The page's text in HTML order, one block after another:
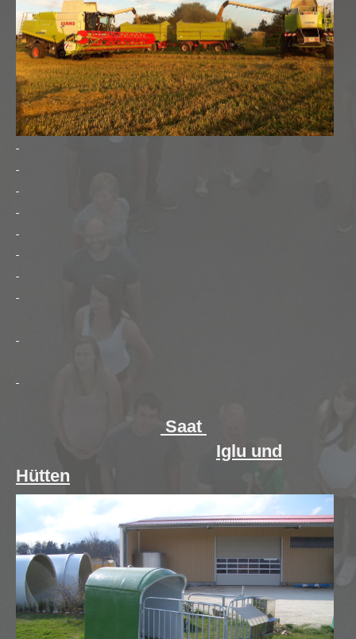
Saat
Iglu und
Hütten